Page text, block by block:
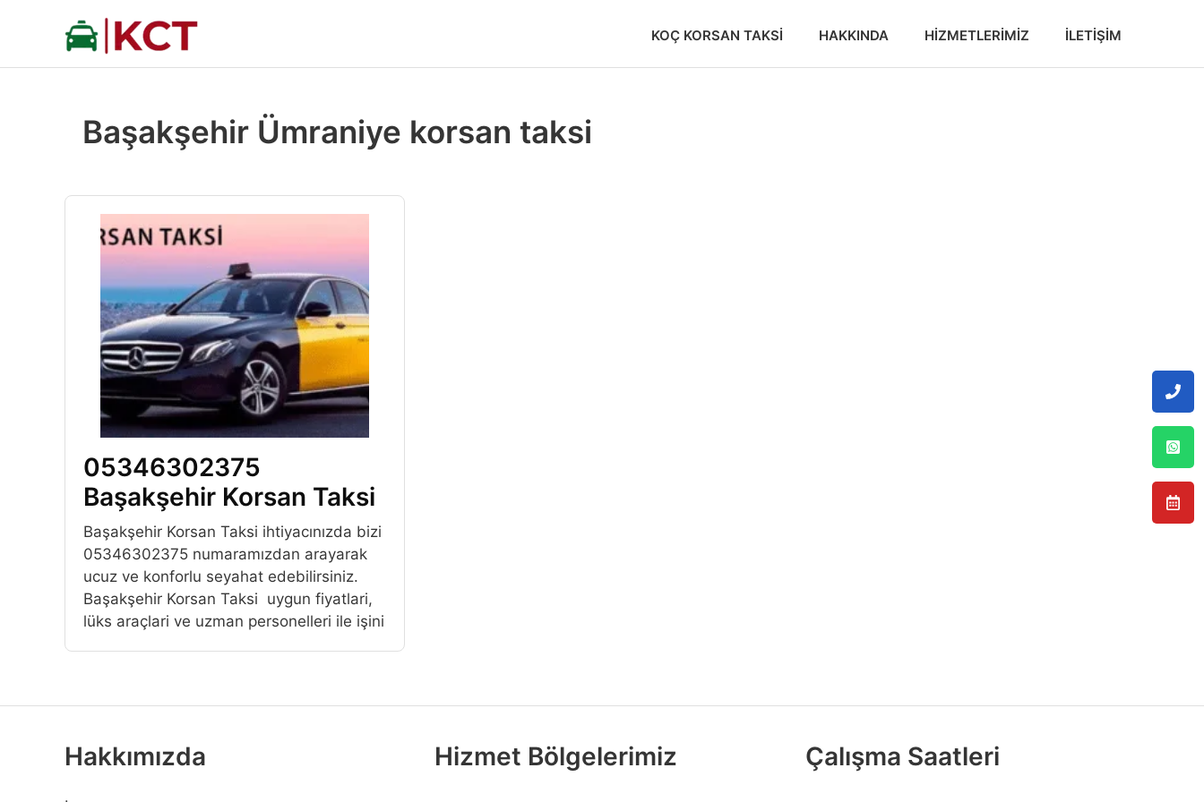
KOÇ KORSAN TAKSI HAKKINDA HIZMETLERIMIZ İLETIŞIM
Başakşehir Ümraniye korsan taksi
05346302375
Başakşehir Korsan Taksi
Başakşehir Korsan Taksi ihtiyacınızda bizi
05346302375 numaramızdan arayarak
ucuz ve konforlu seyahat edebilirsiniz.
Başakşehir Korsan Taksi uygun fiyatlari,
lüks araçlari ve uzman personelleri ile işini
Hakkımızda Hizmet Bölgelerimiz Çalışma Saatleri